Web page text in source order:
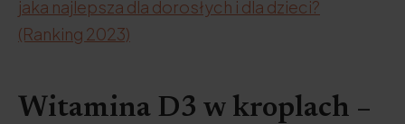
jaka najlepsza dla dorosłych i dla dzieci?
(Ranking 2023)
Witamina D3 w kroplach –